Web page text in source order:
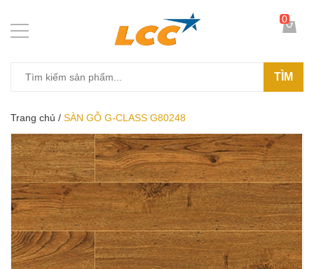
TÌM
0
Trang chủ / SÀN GỖ G-CLASS G80248